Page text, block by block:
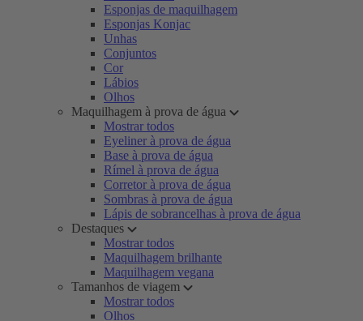
Esponjas de maquilhagem
Esponjas Konjac
Unhas
Conjuntos
Cor
Lábios
Olhos
Maquilhagem à prova de água
Mostrar todos
Eyeliner à prova de água
Base à prova de água
Rímel à prova de água
Corretor à prova de água
Sombras à prova de água
Lápis de sobrancelhas à prova de água
Destaques
Mostrar todos
Maquilhagem brilhante
Maquilhagem vegana
Tamanhos de viagem
Mostrar todos
Olhos